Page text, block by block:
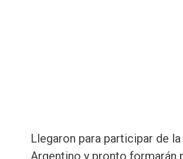
Llegaron para participar de